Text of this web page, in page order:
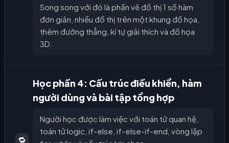
Song song với đó là phần vẽ đồ thị 1 số hàm
đơn giản, nhiều đồ thị trên một khung đồ họa,
thêm đường thẳng, kí tự giải thích và đồ họa
3D.
🔁
Học phần 4: Cấu trúc điều khiển, hàm
người dùng và bài tập tổng hợp
Người học được làm việc với toán tử quan hệ,
toán tử logic, if-else, if-else-if-end, vòng lặp